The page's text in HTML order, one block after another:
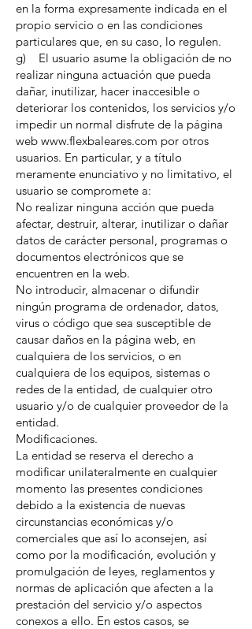
en la forma expresamente indicada en el
propio servicio o en las condiciones
particulares que, en su caso, lo regulen.
g) El usuario asume la obligación de no
realizar ninguna actuación que pueda
dañar, inutilizar, hacer inaccesible o
deteriorar los contenidos, los servicios y/o
impedir un normal disfrute de la página
web www.flexbaleares.com por otros
usuarios. En particular, y a título
meramente enunciativo y no limitativo, el
usuario se compromete a:
No realizar ninguna acción que pueda
afectar, destruir, alterar, inutilizar o dañar
datos de carácter personal, programas o
documentos electrónicos que se
encuentren en la web.
No introducir, almacenar o difundir
ningún programa de ordenador, datos,
virus o código que sea susceptible de
causar daños en la página web, en
cualquiera de los servicios, o en
cualquiera de los equipos, sistemas o
redes de la entidad, de cualquier otro
usuario y/o de cualquier proveedor de la
entidad.
Modificaciones.
La entidad se reserva el derecho a
modificar unilateralmente en cualquier
momento las presentes condiciones
debido a la existencia de nuevas
circunstancias económicas y/o
comerciales que así lo aconsejen, así
como por la modificación, evolución y
promulgación de leyes, reglamentos y
normas de aplicación que afecten a la
prestación del servicio y/o aspectos
conexos a ello. En estos casos, se